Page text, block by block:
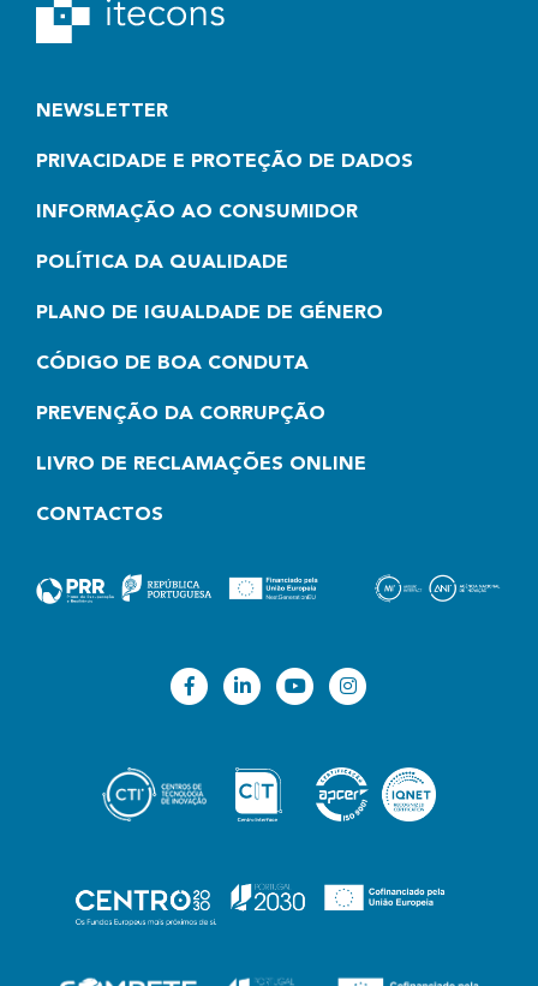
NEWSLETTER
PRIVACIDADE E PROTEÇÃO DE DADOS
INFORMAÇÃO AO CONSUMIDOR
POLÍTICA DA QUALIDADE
PLANO DE IGUALDADE DE GÉNERO
CÓDIGO DE BOA CONDUTA
PREVENÇÃO DA CORRUPÇÃO
LIVRO DE RECLAMAÇÕES ONLINE
CONTACTOS